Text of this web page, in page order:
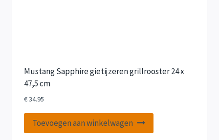
Mustang Sapphire gietijzeren grillrooster 24 x
47,5 cm
€34.95
Toevoegen aan winkelwagen